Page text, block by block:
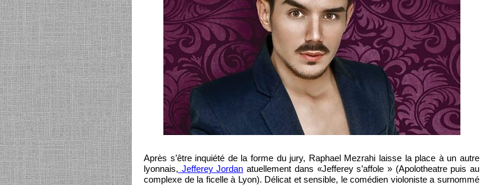
Après s’être inquiété de la forme du jury, Raphael Mezrahi laisse la place à un autre
lyonnais, Jefferey Jordan atuellement dans «Jefferey s’affole » (Apolotheatre puis au
complexe de la ficelle à Lyon). Délicat et sensible, le comédien violoniste a surnommé